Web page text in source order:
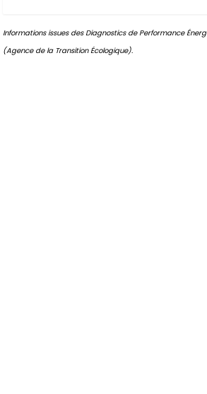
Informations issues des Diagnostics de Performance
(Agence de la Transition Écologique).